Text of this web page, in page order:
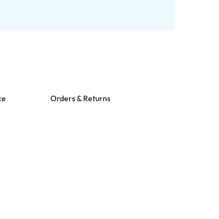
Orders & Returns